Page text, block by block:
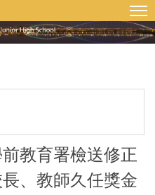
網站導覽
教育署檢送修正
、教師久任獎金